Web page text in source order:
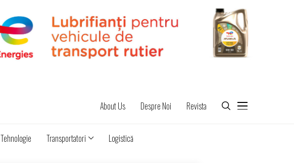
About Us Despre Noi Revista
Tehnologie Transportatori Logistică